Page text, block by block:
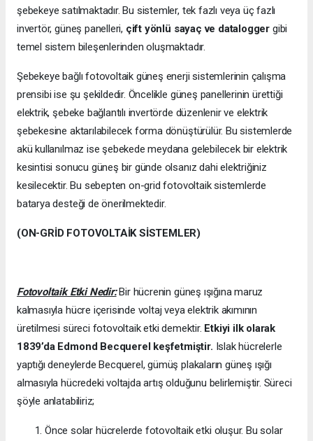
şebekeye satılmaktadır. Bu sistemler, tek fazlı veya üç fazlı
invertör, güneş panelleri, çift yönlü sayaç ve datalogger gibi
temel sistem bileşenlerinden oluşmaktadır.
Şebekeye bağlı fotovoltaik güneş enerji sistemlerinin çalışma
prensibi ise şu şekildedir. Öncelikle güneş panellerinin ürettiği
elektrik, şebeke bağlantılı invertörde düzenlenir ve elektrik
şebekesine aktarılabilecek forma dönüştürülür. Bu sistemlerde
akü kullanılmaz ise şebekede meydana gelebilecek bir elektrik
kesintisi sonucu güneş bir günde olsanız dahi elektriğiniz
kesilecektir. Bu sebepten on-grid fotovoltaik sistemlerde
batarya desteği de önerilmektedir.
(ON-GRİD FOTOVOLTAİK SİSTEMLER)
Fotovoltaik Etki Nedir:Bir hücrenin güneş ışığına maruz
kalmasıyla hücre içerisinde voltaj veya elektrik akımının
üretilmesi süreci fotovoltaik etki demektir. Etkiyi ilk olarak
1839’da Edmond Becquerel keşfetmiştir. Islak hücrelerle
yaptığı deneylerde Becquerel, gümüş plakaların güneş ışığı
almasıyla hücredeki voltajda artış olduğunu belirlemiştir. Süreci
şöyle anlatabiliriz;
Önce solar hücrelerde fotovoltaik etki oluşur. Bu solar